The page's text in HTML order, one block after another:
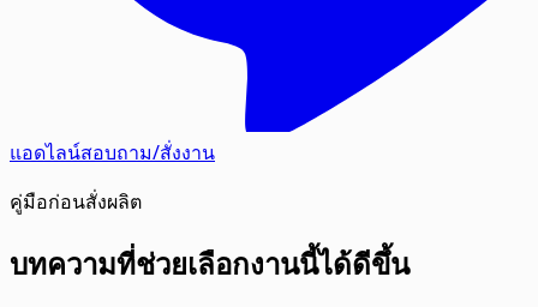
แอดไลน์สอบถาม/สั่งงาน
คู่มือก่อนสั่งผลิต
บทความที่ช่วยเลือกงานนี้ได้ดีขึ้น